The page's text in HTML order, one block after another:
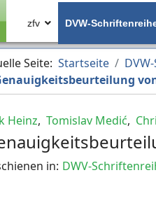
zfv DVW-
Seite: Startseite
Heinz, Tomislav Medić,
in: DWV-